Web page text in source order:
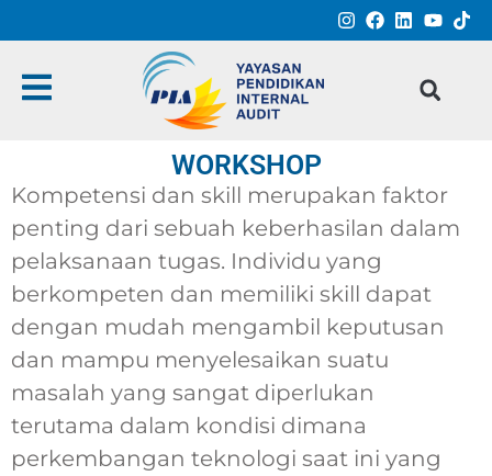
WORKSHOP
Kompetensi dan skill merupakan faktor
penting dari sebuah keberhasilan dalam
pelaksanaan tugas. Individu yang
berkompeten dan memiliki skill dapat
dengan mudah mengambil keputusan
dan mampu menyelesaikan suatu
masalah yang sangat diperlukan
terutama dalam kondisi dimana
perkembangan teknologi saat ini yang